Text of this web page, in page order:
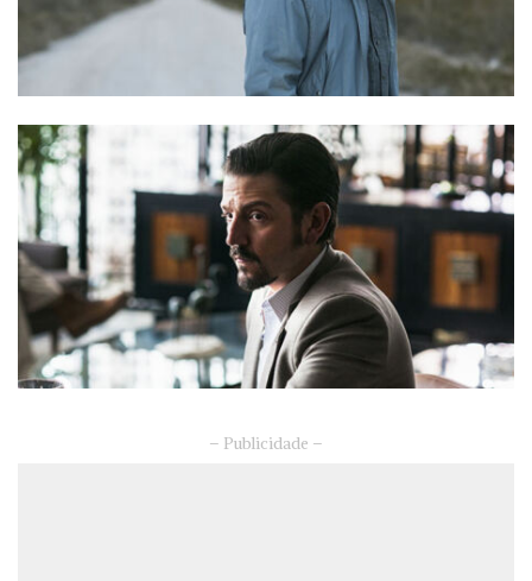
– Publicidade –